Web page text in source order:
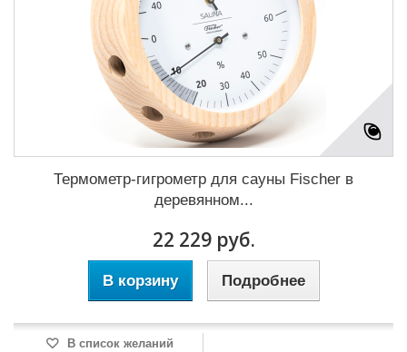
Термометр-гигрометр для сауны Fischer в
деревянном...
22 229 руб.
В корзину Подробнее
В список желаний